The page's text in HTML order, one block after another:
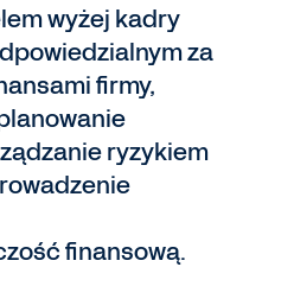
wyżej kadry
za
firmy,
ryzykiem
finansową.